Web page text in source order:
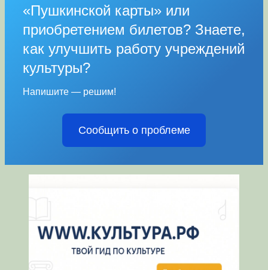
«Пушкинской карты» или
приобретением билетов? Знаете,
как улучшить работу учреждений
культуры?
Напишите — решим!
Сообщить о проблеме